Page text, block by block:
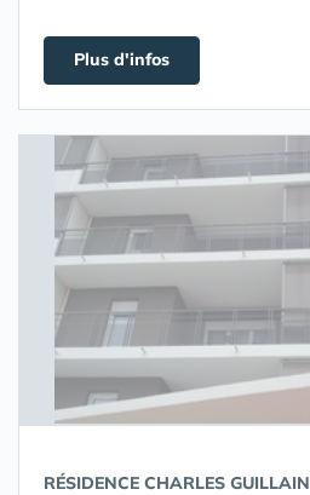
Plus d'infos
RÉSIDENCE CHARLES GUILLAIN